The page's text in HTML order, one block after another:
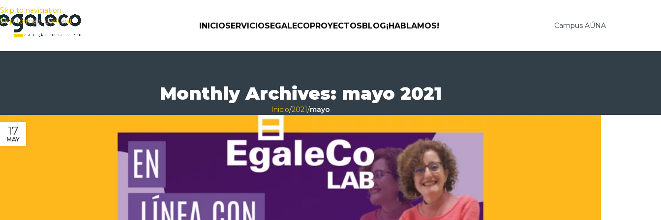
Skip to navigation
Skip to main content
INICIOSERVICIOSEGALECOPROYECTOSBLOG¡HABLAMOS! Campus AÚNA
Monthly Archives: mayo 2021
Inicio/2021/mayo
17
MAY